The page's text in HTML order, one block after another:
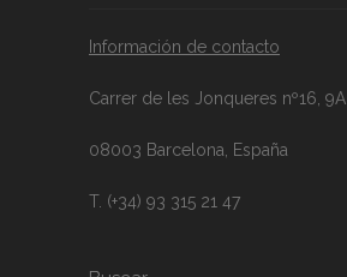
Información de contacto
Carrer de les Jonqueres nº16, 9A
08003 Barcelona, España
T. (+34) 93 315 21 47